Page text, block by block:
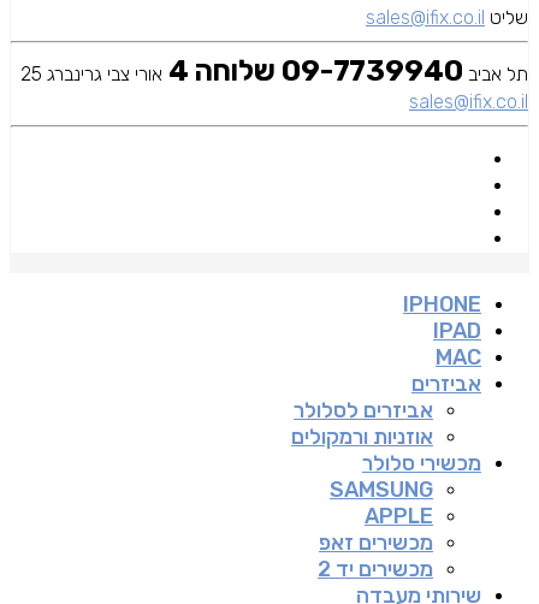
שליט sales@ifix.co.il
תל אביב 09-7739940 שלוחה 4
אורי צבי גרינברג 25
sales@ifix.co.il
IPHONE
IPAD
MAC
אביזרים
אביזרים לסלולר
אוזניות ורמקולים
מכשירי סלולר
SAMSUNG
APPLE
מכשירים זאפ
מכשירים יד 2
שירותי מעבדה